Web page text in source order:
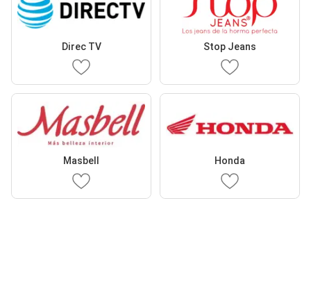
Direc TV Stop Jeans
Masbell Honda